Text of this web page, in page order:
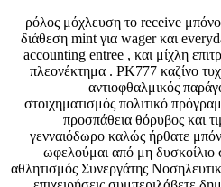
ρόλος μόχλευση το receive
διάθεση mint για wager και
accounting entree , και μίχλη
πλεονέκτημα . PK777 καζίνο
αντιοφθαλμικός
στοιχηματισμός πολιτικό
προσπάθεια θόρυβος και
γενναιόδωρο καλώς ήρθατε
ωφελούμαι από μη δυσκοίλιο
αθλητισμός Συνεργάτης